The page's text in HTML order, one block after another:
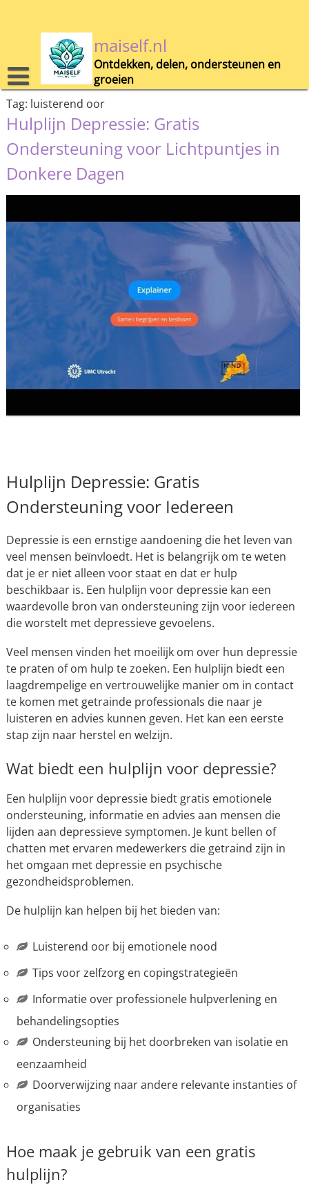
maiself.nl
Ontdekken, delen, ondersteunen en
groeien
Tag: luisterend oor
Hulplijn Depressie: Gratis
Ondersteuning voor Lichtpuntjes in
Donkere Dagen
Hulplijn Depressie: Gratis
Ondersteuning voor Iedereen
Depressie is een ernstige aandoening die het leven van
veel mensen beïnvloedt. Het is belangrijk om te weten
dat je er niet alleen voor staat en dat er hulp
beschikbaar is. Een hulplijn voor depressie kan een
waardevolle bron van ondersteuning zijn voor iedereen
die worstelt met depressieve gevoelens.
Veel mensen vinden het moeilijk om over hun depressie
te praten of om hulp te zoeken. Een hulplijn biedt een
laagdrempelige en vertrouwelijke manier om in contact
te komen met getrainde professionals die naar je
luisteren en advies kunnen geven. Het kan een eerste
stap zijn naar herstel en welzijn.
Wat biedt een hulplijn voor depressie?
Een hulplijn voor depressie biedt gratis emotionele
ondersteuning, informatie en advies aan mensen die
lijden aan depressieve symptomen. Je kunt bellen of
chatten met ervaren medewerkers die getraind zijn in
het omgaan met depressie en psychische
gezondheidsproblemen.
De hulplijn kan helpen bij het bieden van:
Luisterend oor bij emotionele nood
Tips voor zelfzorg en copingstrategieën
Informatie over professionele hulpverlening en
behandelingsopties
Ondersteuning bij het doorbreken van isolatie en
eenzaamheid
Doorverwijzing naar andere relevante instanties of
organisaties
Hoe maak je gebruik van een gratis
hulplijn?